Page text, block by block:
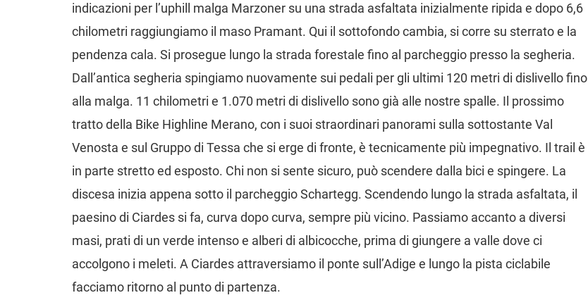
indicazioni per l’uphill malga Marzoner su una strada asfaltata inizialmente ripida e dopo 6,6
chilometri raggiungiamo il maso Pramant. Qui il sottofondo cambia, si corre su sterrato e la
pendenza cala. Si prosegue lungo la strada forestale fino al parcheggio presso la segheria.
Dall’antica segheria spingiamo nuovamente sui pedali per gli ultimi 120 metri di dislivello fino
alla malga. 11 chilometri e 1.070 metri di dislivello sono già alle nostre spalle. Il prossimo
tratto della Bike Highline Merano, con i suoi straordinari panorami sulla sottostante Val
Venosta e sul Gruppo di Tessa che si erge di fronte, è tecnicamente più impegnativo. Il trail è
in parte stretto ed esposto. Chi non si sente sicuro, può scendere dalla bici e spingere. La
discesa inizia appena sotto il parcheggio Schartegg. Scendendo lungo la strada asfaltata, il
paesino di Ciardes si fa, curva dopo curva, sempre più vicino. Passiamo accanto a diversi
masi, prati di un verde intenso e alberi di albicocche, prima di giungere a valle dove ci
accolgono i meleti. A Ciardes attraversiamo il ponte sull’Adige e lungo la pista ciclabile
facciamo ritorno al punto di partenza.